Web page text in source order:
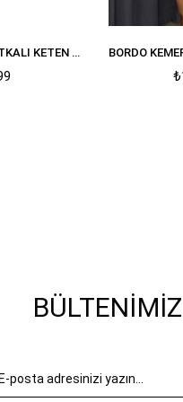
SIYAH ASTARLI VATKALI KETEN DOKULU CROP CEKET